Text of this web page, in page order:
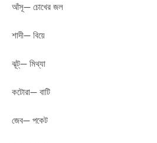
আঁসূ— চোখের জল
শাদী— বিয়ে
ঝূট্— মিথ্যা
কটোরা— বাটি
জেব— পকেট